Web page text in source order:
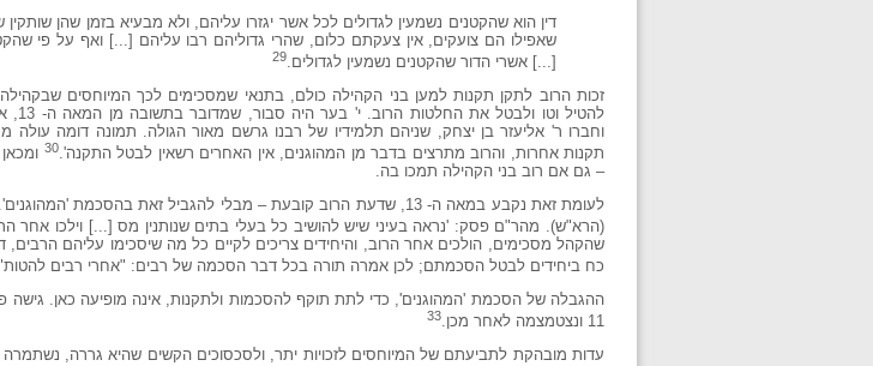
דין הוא שהקטנים נשמעין לגדולים לכל אשר יגזרו עליהם, ולא מבעיא בזמן שהן שותקין
שאפילו הם צועקים, אין צעקתם כלום, שהרי גדוליהם רבו עליהם [...] ואף על פי
[...] אשרי הדור שהקטנים נשמעין לגדולים.29
זכות הרוב לתקן תקנות למען בני הקהילה כולם, בתנאי שמסכימים לכך המיוחסים
וחברו ר' אליעזר בן יצחק, שניהם תלמידיו של רבנו גרשם מאור הגולה. תמונה דומה עולה
תקנות אחרות, והרוב מתרצים בדבר מן המהוגנים, אין האחרים רשאין לבטל התקנה'.30
– גם אם רוב בני הקהילה תמכו בה.
לעומת זאת נקבע במאה ה- 13, שדעת הרוב קובעת – מבלי להגביל זאת
(הרא"ש). מהר"ם פסק: 'נראה בעיני שיש להושיב כל בעלי בתים שנותנין מס [...] וילכו אחר
שהקהל מסכימים, הולכים אחר הרוב, והיחידים צריכים לקיים כל מה שיסכימו עליהם
כח ביחידים לבטל הסכמתם; לכן אמרה תורה בכל דבר הסכמה של רבים: "אחרי רבים
ההגבלה של הסכמת 'המהוגנים', כדי לתת תוקף להסכמות ולתקנות, אינה מופיעה כאן. גישה
11 ונצטמצמה לאחר מכן.
33
עדות מובהקת לתביעתם של המיוחסים לזכויות יתר, ולסכסוכים הקשים שהיא גררה,